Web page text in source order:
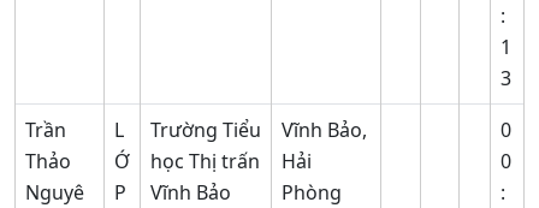
:
1
3
Trần
Thảo
Nguyê
L
Ớ
P
Trường Tiểu
học Thị trấn
Vĩnh Bảo
Vĩnh Bảo,
Hải
Phòng
0
0
: